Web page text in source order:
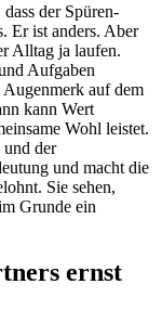
der Spüren-
Er ist anders. Aber
Alltag ja laufen.
Aufgaben
auf dem
kann Wert
Wohl leistet.
und der
und macht die
Sie sehen,
Grunde ein
ernst